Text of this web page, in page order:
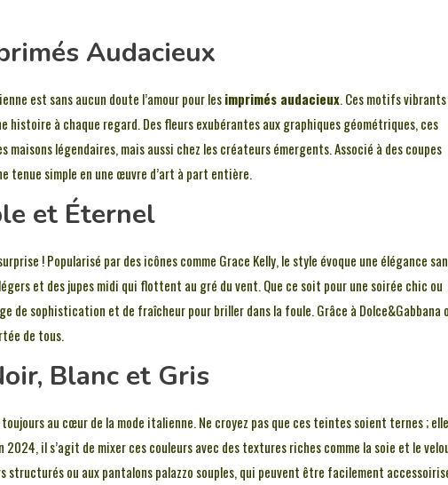
Audacieux
est sans aucun doute l’amour pour lesimprimés audacieux. Ces motifs vibrants
à chaque regard. Des fleurs exubérantes aux graphiques géométriques, ces
légendaires, mais aussi chez les créateurs émergents. Associé à des coupes
tenue simple en une œuvre d’art à part entière.
et Éternel
! Popularisé par des icônes comme Grace Kelly, le style évoque une élégance
et des jupes midi qui flottent au gré du vent. Que ce soit pour une soirée chic ou
de sophistication et de fraîcheur pour briller dans la foule. Grâce à Dolce&Gabbana
de tous.
Blanc et Gris
au cœur de la mode italienne. Ne croyez pas que ces teintes soient ternes ;
il s’agit de mixer ces couleurs avec des textures riches comme la soie et le
structurés ou aux pantalons palazzo souples, qui peuvent être facilement